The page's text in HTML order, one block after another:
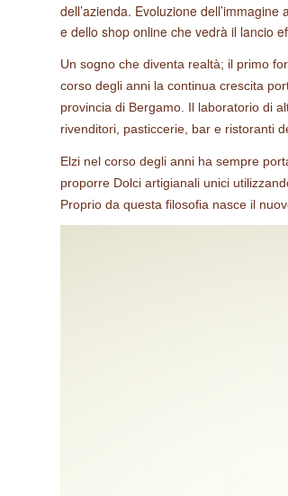
dell’azienda. Evoluzione
e dello shop online che vedrà il lancio
Un sogno che diventa realtà; il primo
corso degli anni la continua crescita
provincia di Bergamo. Il laboratorio di
rivenditori, pasticcerie, bar e ristoranti
Elzi nel corso degli anni ha sempre
proporre Dolci artigianali unici
Proprio da questa filosofia nasce il